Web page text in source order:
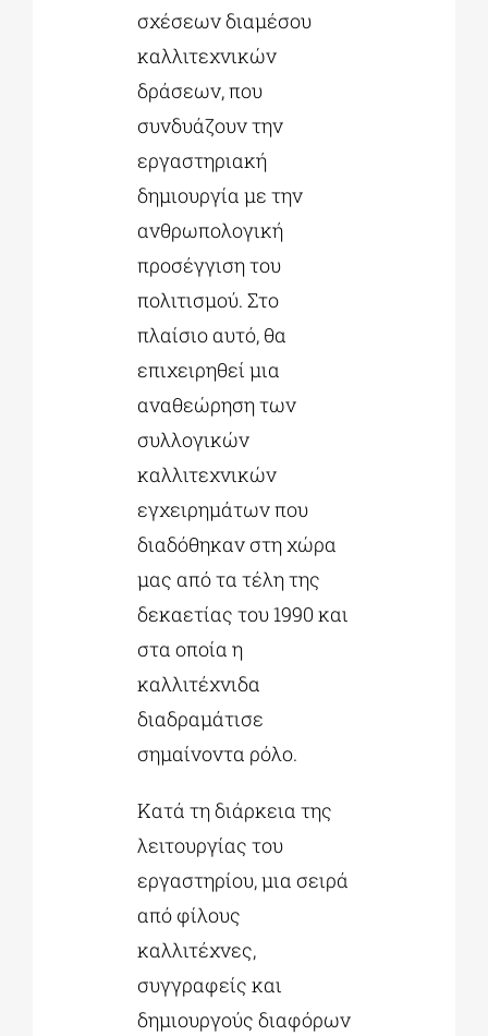
σχέσεων διαμέσου
καλλιτεχνικών
δράσεων, που
συνδυάζουν την
εργαστηριακή
δημιουργία με την
ανθρωπολογική
προσέγγιση του
πολιτισμού. Στο
πλαίσιο αυτό, θα
επιχειρηθεί μια
αναθεώρηση των
συλλογικών
καλλιτεχνικών
εγχειρημάτων που
διαδόθηκαν στη χώρα
μας από τα τέλη της
δεκαετίας του 1990 και
στα οποία η
καλλιτέχνιδα
διαδραμάτισε
σημαίνοντα ρόλο.
Κατά τη διάρκεια της
λειτουργίας του
εργαστηρίου, μια σειρά
από φίλους
καλλιτέχνες,
συγγραφείς και
δημιουργούς διαφόρων